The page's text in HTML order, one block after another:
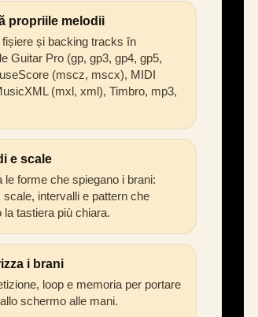
propriile melodii
fișiere și backing tracks în
Guitar Pro (gp, gp3, gp4, gp5,
(mscz, mscx), MIDI
(mxl, xml), Timbro, mp3,
e scale
le forme che spiegano i brani:
scale, intervalli e pattern che
la tastiera più chiara.
i brani
loop e memoria per portare
schermo alle mani.